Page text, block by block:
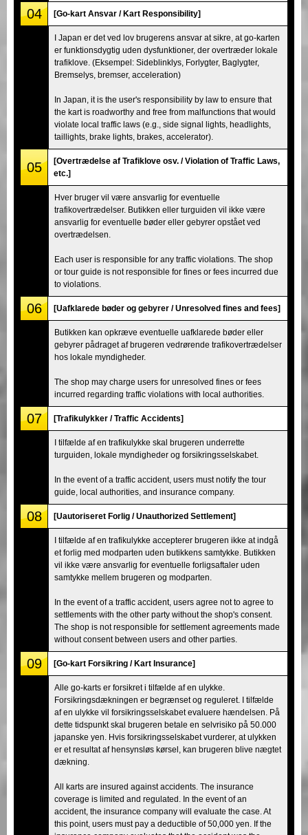
04 [Go-kart Ansvar / Kart Responsibility]
I Japan er det ved lov brugerens ansvar at sikre, at go-karten
er funktionsdygtig uden dysfunktioner, der overtræder lokale
trafiklove. (Eksempel: Sideblinklys, Forlygter, Baglygter,
Bremselys, bremser, acceleration)
In Japan, it is the user's responsibility by law to ensure that
the kart is roadworthy and free from malfunctions that would
violate local traffic laws (e.g., side signal lights, headlights,
taillights, brake lights, brakes, accelerator).
05
[Overtrædelse af Trafiklove osv. / Violation of Traffic Laws,
etc.]
Hver bruger vil være ansvarlig for eventuelle
trafikovertrædelser. Butikken eller turguiden vil ikke være
ansvarlig for eventuelle bøder eller gebyrer opstået ved
overtrædelsen.
Each user is responsible for any traffic violations. The shop
or tour guide is not responsible for fines or fees incurred due
to violations.
06 [Uafklarede bøder og gebyrer / Unresolved fines and fees]
Butikken kan opkræve eventuelle uafklarede bøder eller
gebyrer pådraget af brugeren vedrørende trafikovertrædelser
hos lokale myndigheder.
The shop may charge users for unresolved fines or fees
incurred regarding traffic violations with local authorities.
07 [Trafikulykker / Traffic Accidents]
I tilfælde af en trafikulykke skal brugeren underrette
turguiden, lokale myndigheder og forsikringsselskabet.
In the event of a traffic accident, users must notify the tour
guide, local authorities, and insurance company.
08 [Uautoriseret Forlig / Unauthorized Settlement]
I tilfælde af en trafikulykke accepterer brugeren ikke at indgå
et forlig med modparten uden butikkens samtykke. Butikken
vil ikke være ansvarlig for eventuelle forligsaftaler uden
samtykke mellem brugeren og modparten.
In the event of a traffic accident, users agree not to agree to
settlements with the other party without the shop's consent.
The shop is not responsible for settlement agreements made
without consent between users and other parties.
09 [Go-kart Forsikring / Kart Insurance]
Alle go-karts er forsikret i tilfælde af en ulykke.
Forsikringsdækningen er begrænset og reguleret. I tilfælde
af en ulykke vil forsikringsselskabet evaluere hændelsen. På
dette tidspunkt skal brugeren betale en selvrisiko på 50.000
japanske yen. Hvis forsikringsselskabet vurderer, at ulykken
er et resultat af hensynsløs kørsel, kan brugeren blive nægtet
dækning.
All karts are insured against accidents. The insurance
coverage is limited and regulated. In the event of an
accident, the insurance company will evaluate the case. At
this point, users must pay a deductible of 50,000 yen. If the